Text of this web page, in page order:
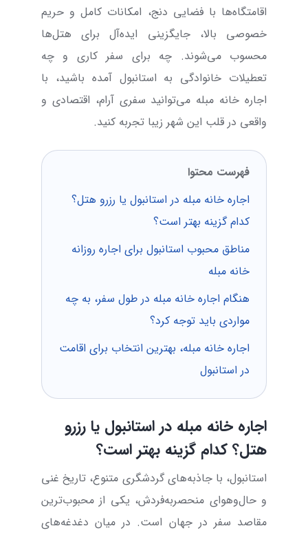
اقامتگاه‌ها با فضایی دنج، امکانات کامل و حریم
خصوصی بالا، جایگزینی ایده‌آل برای هتل‌ها
محسوب می‌شوند. چه برای سفر کاری و چه
تعطیلات خانوادگی به استانبول آمده باشید، با
اجاره خانه مبله می‌توانید سفری آرام، اقتصادی و
واقعی در قلب این شهر زیبا تجربه کنید.
فهرست محتوا
اجاره خانه مبله در استانبول یا رزرو هتل؟
کدام گزینه بهتر است؟
مناطق محبوب استانبول برای اجاره روزانه
خانه مبله
هنگام اجاره خانه مبله در طول سفر، به چه
مواردی باید توجه کرد؟
اجاره خانه مبله، بهترین انتخاب برای اقامت
در استانبول
اجاره خانه مبله در استانبول یا رزرو
هتل؟ کدام گزینه بهتر است؟
استانبول، با جاذبه‌های گردشگری متنوع، تاریخ غنی
و حال‌و‌هوای منحصربه‌فردش، یکی از محبوب‌ترین
مقاصد سفر در جهان است. در میان دغدغه‌های